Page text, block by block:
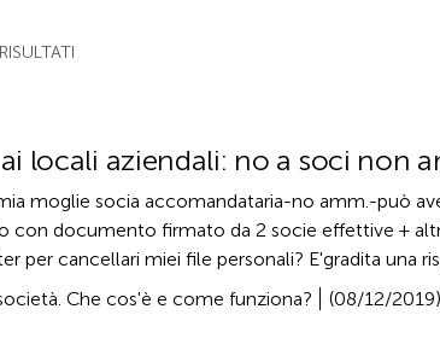
locali aziendali: no a soci non
moglie socia accomandataria-no amm.-può
con documento firmato da 2 socie effettive +
per cancellari miei file personali? E'gradita una
Che cos'è e come funziona?
(08/12/2019)